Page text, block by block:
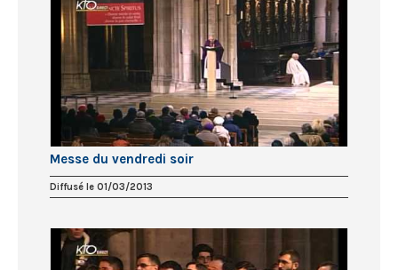
Messe du vendredi soir
Diffusé le 01/03/2013